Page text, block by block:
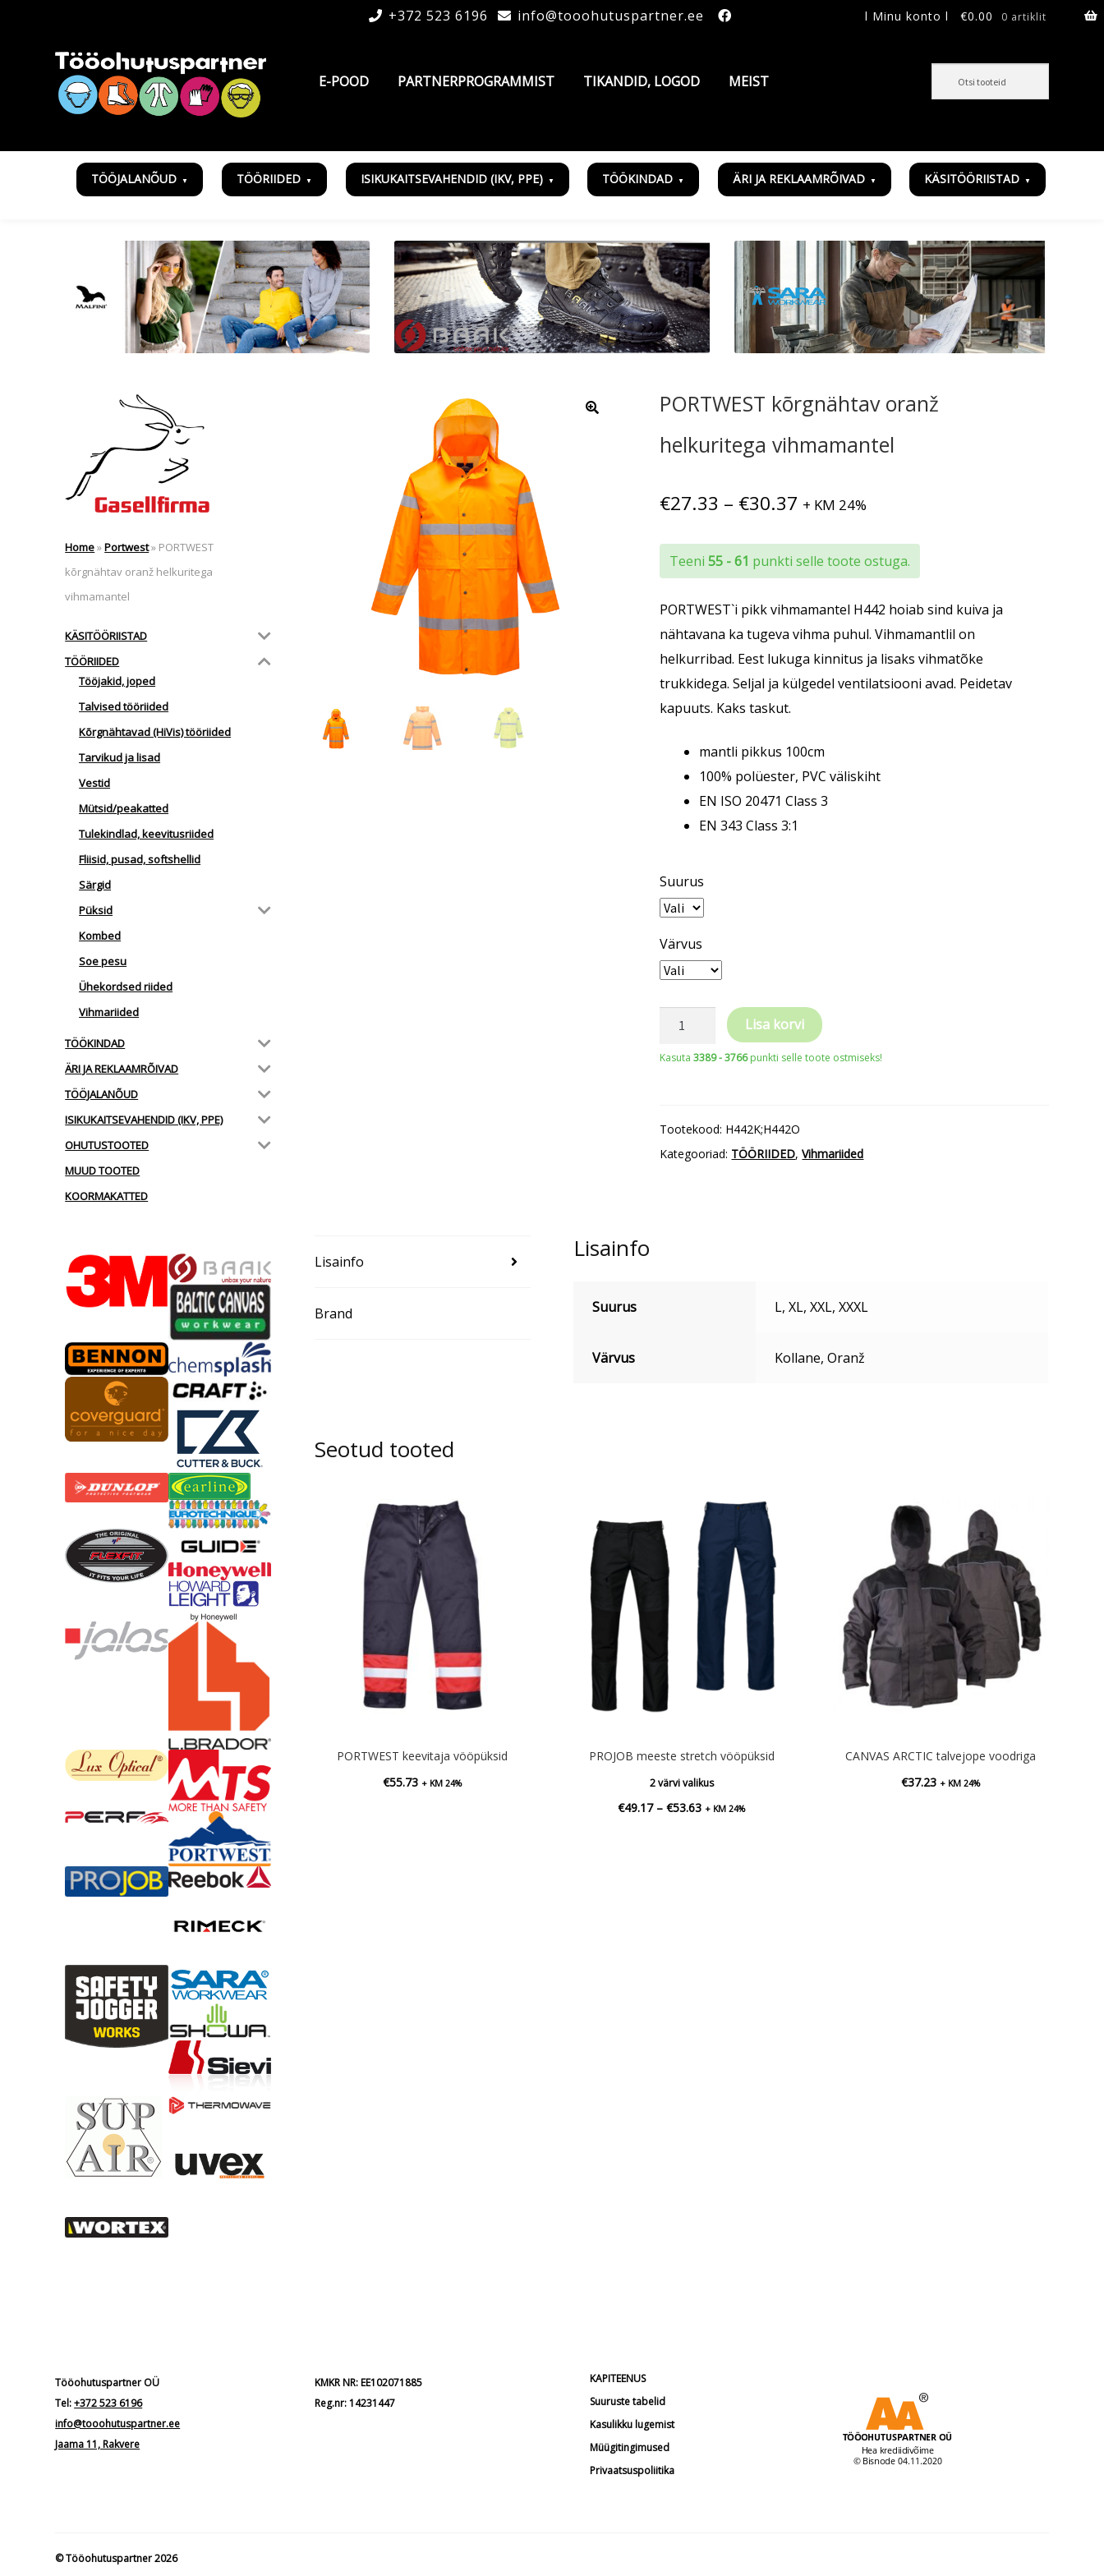
€0.00 0 artiklit
+372 523 6196 info@tooohutuspartner.ee l Minu konto l
E-POOD PARTNERPROGRAMMIST TIKANDID, LOGOD MEIST
TÖÖJALANÕUD TÖÖRIIDED ISIKUKAITSEVAHENDID (IKV, PPE) TÖÖKINDAD ÄRI JA REKLAAMRÕIVAD KÄSITÖÖRIISTAD
PORTWEST kõrgnähtav oranž
helkuritega vihmamantel
€27.33 – €30.37 Hinnavahemik:
kuni
€30.37
+ KM 24%
Teeni55 - 61 punkti selle toote ostuga.
PORTWEST`i pikk vihmamantel H442 hoiab sind kuiva ja
nähtavana ka tugeva vihma puhul. Vihmamantlil on
helkurribad. Eest lukuga kinnitus ja lisaks vihmatõke
trukkidega. Seljal ja külgedel ventilatsiooni avad. Peidetav
kapuuts. Kaks taskut.
mantli pikkus 100cm
100% polüester, PVC väliskiht
EN ISO 20471 Class 3
EN 343 Class 3:1
Suurus
Värvus
PORTWEST
kõrgnähtav
Lisa korvi
Kasuta3389 - 3766punkti selle toote ostmiseks!
Tootekood: H442K;H442O
Kategooriad: TÖÖRIIDED,Vihmariided
Lisainfo
Brand
Lisainfo
Suurus L, XL, XXL, XXXL
Värvus Kollane, Oranž
Seotud tooted
PORTWEST keevitaja vööpüksid
€55.73 + KM 24%
PROJOB meeste stretch vööpüksid
2 värvi valikus
€49.17 – €53.63Hinnavahemik:
+ KM 24%
CANVAS ARCTIC talvejope voodriga
€37.23 + KM 24%
Home»Portwest» PORTWEST
kõrgnähtav oranž helkuritega
vihmamantel
KÄSITÖÖRIISTAD
TÖÖRIIDED
Tööjakid, joped
Talvised tööriided
Kõrgnähtavad (HiVis) tööriided
Tarvikud ja lisad
Vestid
Mütsid/peakatted
Tulekindlad, keevitusriided
Fliisid, pusad, softshellid
Särgid
Püksid
Kombed
Soe pesu
Ühekordsed riided
Vihmariided
TÖÖKINDAD
ÄRI JA REKLAAMRÕIVAD
TÖÖJALANÕUD
ISIKUKAITSEVAHENDID (IKV, PPE)
OHUTUSTOOTED
MUUD TOOTED
KOORMAKATTED
Tööohutuspartner OÜ
Tel:+372 523 6196
info@tooohutuspartner.ee
Jaama 11, Rakvere
KMKR NR: EE102071885
Reg.nr: 14231447
KAPITEENUS
Suuruste tabelid
Kasulikku lugemist
Müügitingimused
Privaatsuspoliitika
© Tööohutuspartner 2026